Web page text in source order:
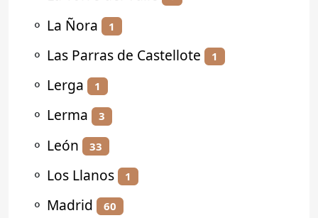
⚬ La Ñora 1
⚬ Las Parras de Castellote 1
⚬ Lerga 1
⚬ Lerma 3
⚬ León 33
⚬ Los Llanos 1
⚬ Madrid 60